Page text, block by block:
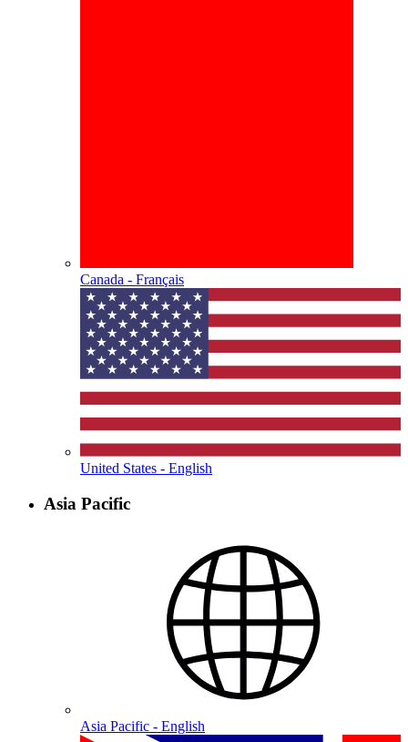
Canada - Français
United States - English
Asia Pacific
Asia Pacific - English